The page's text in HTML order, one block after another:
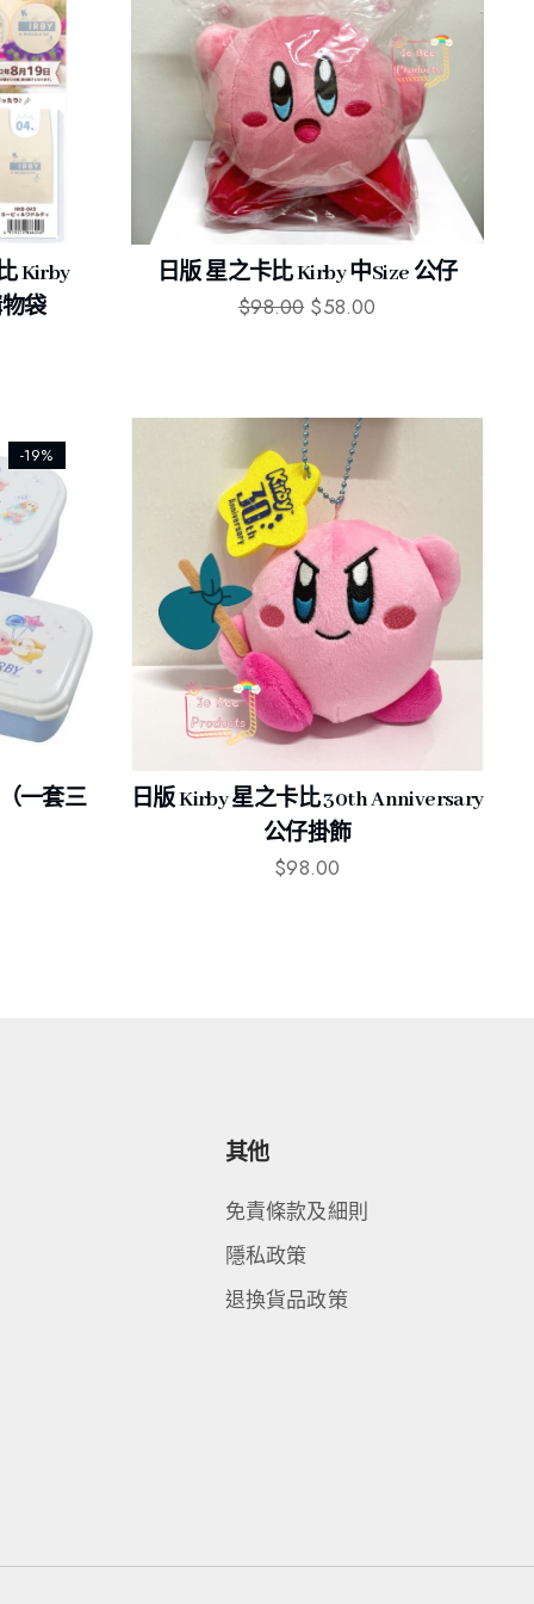
Kirby
袋
日版 星之卡比 Kirby 中size 公仔
$98.00 $58.00
-19%
一套三
日版 Kirby 星之卡比 30th Anniversary
公仔掛飾
$98.00
其他
免責條款及細則
隱私政策
退換貨品政策